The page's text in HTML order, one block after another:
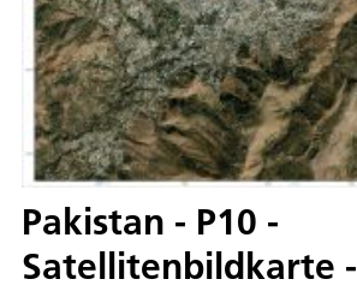
Pakistan - P10 -
Satellitenbildkarte -